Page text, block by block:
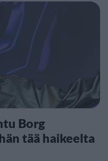
Borg
tää haikeelta